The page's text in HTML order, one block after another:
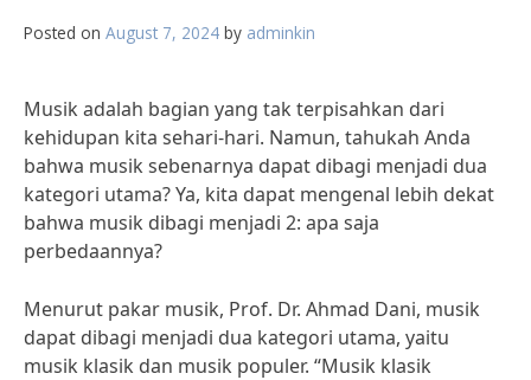
Posted on August 7, 2024 by adminkin
Musik adalah bagian yang tak terpisahkan dari
kehidupan kita sehari-hari. Namun, tahukah Anda
bahwa musik sebenarnya dapat dibagi menjadi dua
kategori utama? Ya, kita dapat mengenal lebih dekat
bahwa musik dibagi menjadi 2: apa saja
perbedaannya?
Menurut pakar musik, Prof. Dr. Ahmad Dani, musik
dapat dibagi menjadi dua kategori utama, yaitu
musik klasik dan musik populer. “Musik klasik